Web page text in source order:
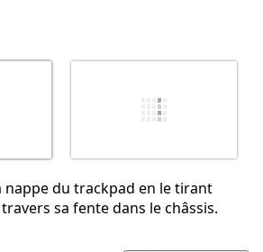
nappe du trackpad en le tirant
sa fente dans le châssis.